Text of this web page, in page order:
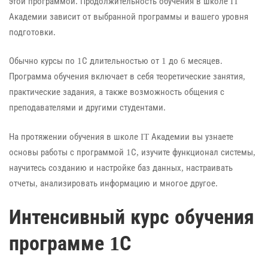
Академии зависит от выбранной программы и вашего уровня
подготовки.
Обычно курсы по 1С длительностью от 1 до 6 месяцев.
Программа обучения включает в себя теоретические занятия,
практические задания, а также возможность общения с
преподавателями и другими студентами.
На протяжении обучения в школе IT Академии вы узнаете
основы работы с программой 1С, изучите функционал системы,
научитесь созданию и настройке баз данных, настраивать
отчеты, анализировать информацию и многое другое.
Интенсивный курс обучения
программе 1С